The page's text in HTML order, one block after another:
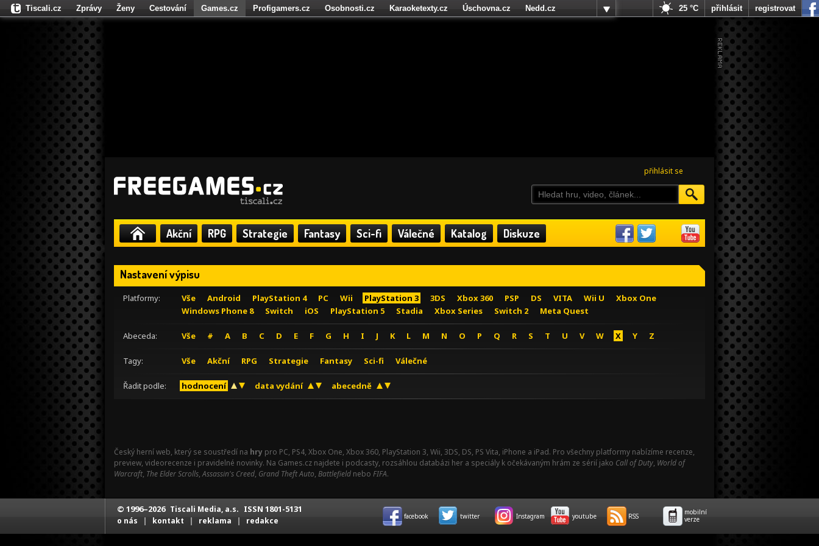
přihlásit se
Akční RPG Strategie Fantasy Sci-fi Válečné Katalog Diskuze
Nastavení výpisu
Platformy: Vše Android PlayStation 4 PC Wii PlayStation 3 3DS Xbox 360 PSP DS VITA Wii U
Xbox One
Windows Phone 8
Switch iOS PlayStation 5 Stadia Xbox Series Switch 2 Meta Quest
Abeceda: Vše # A B C D E F G H I J K L M N O P Q R S T U V W X Y Z
Tagy: Vše Akční RPG Strategie Fantasy Sci-fi Válečné
Řadit podle: hodnocení data vydání abecedně
Český herní web, který se soustředí na hry pro PC, PS4, Xbox One, Xbox 360, PlayStation 3, Wii, 3DS, DS, PS Vita, iPhone a iPad. Pro všechny platformy nabízíme recenze,
preview, videorecenze i pravidelné novinky. Na Games.cz najdete i podcasty, rozsáhlou databázi her a speciály k očekávaným hrám ze sérií jako Call of Duty, World of
Warcraft, The Elder Scrolls,Assassin's Creed, Grand Theft Auto, Battlefield nebo FIFA.
Tiscali.cz Zprávy Ženy Cestování Games.cz Profigamers.cz Osobnosti.cz Karaoketexty.cz Úschovna.cz
Nedd.cz
Fights.cz
25 °C přihlásit registrovat
© 1996–2026 Tiscali Media, a.s. ISSN 1801-5131
o nás | kontakt | reklama | redakce facebook twitter Instagram youtube RSS
mobilní
verze